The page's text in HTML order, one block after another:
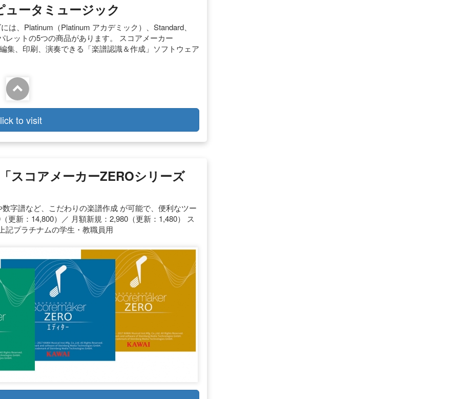
ータミュージック
、Platinum（Platinum アカデミック）、Standard、
ットの5つの商品があります。 スコアメーカー
集、印刷、演奏できる「楽譜認識＆作成」ソフトウェア
to visit
スコアメーカーZEROシリーズ
字譜など、こだわりの楽譜作成 が可能で、便利なツー
更新：14,800）／ 月額新規：2,980（更新：1,480） ス
記プラチナムの学生・教職員用